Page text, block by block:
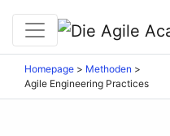
Homepage > Methoden >
Agile Engineering Practices